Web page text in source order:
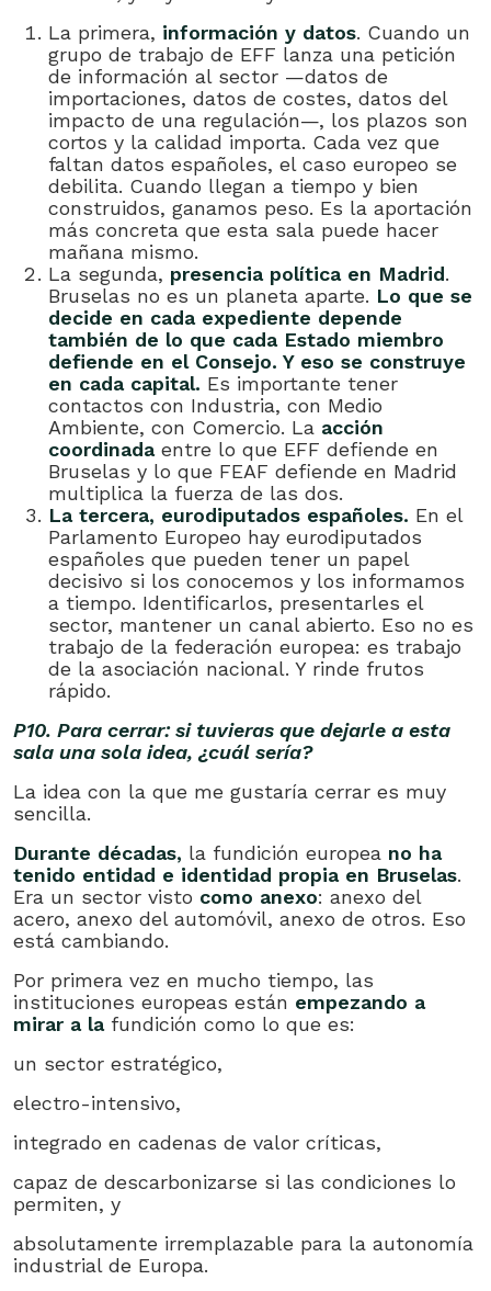
La primera, información y datos. Cuando un
grupo de trabajo de EFF lanza una petición
de información al sector —datos de
importaciones, datos de costes, datos del
impacto de una regulación—, los plazos son
cortos y la calidad importa. Cada vez que
faltan datos españoles, el caso europeo se
debilita. Cuando llegan a tiempo y bien
construidos, ganamos peso. Es la aportación
más concreta que esta sala puede hacer
mañana mismo.
La segunda, presencia política en Madrid.
Bruselas no es un planeta aparte. Lo que se
decide en cada expediente depende
también de lo que cada Estado miembro
defiende en el Consejo. Y eso se construye
en cada capital. Es importante tener
contactos con Industria, con Medio
Ambiente, con Comercio. La acción
coordinada entre lo que EFF defiende en
Bruselas y lo que FEAF defiende en Madrid
multiplica la fuerza de las dos.
La tercera, eurodiputados españoles. En el
Parlamento Europeo hay eurodiputados
españoles que pueden tener un papel
decisivo si los conocemos y los informamos
a tiempo. Identificarlos, presentarles el
sector, mantener un canal abierto. Eso no es
trabajo de la federación europea: es trabajo
de la asociación nacional. Y rinde frutos
rápido.
P10. Para cerrar: si tuvieras que dejarle a esta
sala una sola idea, ¿cuál sería?
La idea con la que me gustaría cerrar es muy
sencilla.
Durante décadas, la fundición europea no ha
tenido entidad e identidad propia en Bruselas.
Era un sector visto como anexo: anexo del
acero, anexo del automóvil, anexo de otros. Eso
está cambiando.
Por primera vez en mucho tiempo, las
instituciones europeas están empezando a
mirar a la fundición como lo que es:
un sector estratégico,
electro-intensivo,
integrado en cadenas de valor críticas,
capaz de descarbonizarse si las condiciones lo
permiten, y
absolutamente irremplazable para la autonomía
industrial de Europa.